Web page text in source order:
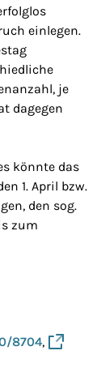
einlegen.
je
dagegen
könnte das
1. April bzw.
den sog.
zum
8704,